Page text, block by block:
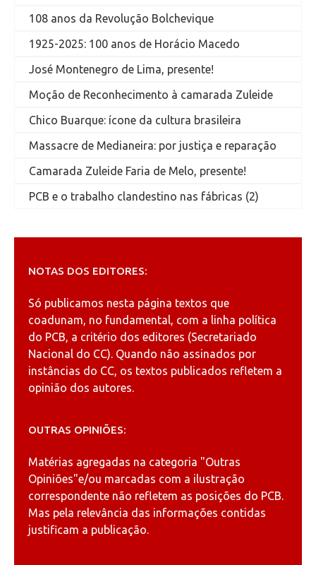
108 anos da Revolução Bolchevique
1925-2025: 100 anos de Horácio Macedo
José Montenegro de Lima, presente!
Moção de Reconhecimento à camarada Zuleide
Chico Buarque: ícone da cultura brasileira
Massacre de Medianeira: por justiça e reparação
Camarada Zuleide Faria de Melo, presente!
PCB e o trabalho clandestino nas fábricas (2)
NOTAS DOS EDITORES:
Só publicamos nesta página textos que
coadunam, no fundamental, com a linha política
do PCB, a critério dos editores (Secretariado
Nacional do CC). Quando não assinados por
instâncias do CC, os textos publicados refletem a
opinião dos autores.
OUTRAS OPINIÕES:
Matérias agregadas na categoria "Outras
Opiniões"e/ou marcadas com a ilustração
correspondente não refletem as posições do PCB.
Mas pela relevância das informações contidas
justificam a publicação.